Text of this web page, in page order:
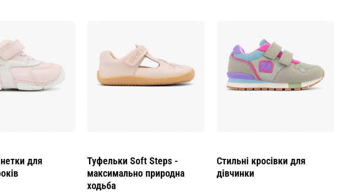
для
Туфельки Soft Steps -
максимально природна
ходьба
Cтильні кросівки для
дівчинки